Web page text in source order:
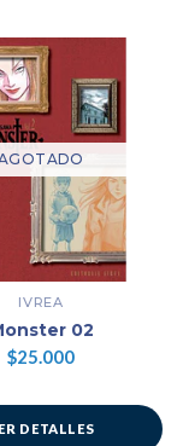
IVREA
02
$25.000
DETALLES